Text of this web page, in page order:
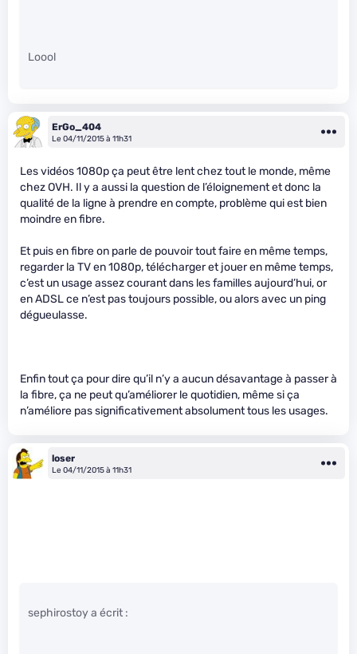
Loool
ErGo_404
Le 04/11/2015 à 11h31
Les vidéos 1080p ça peut être lent chez tout le monde, même
chez OVH. Il y a aussi la question de l’éloignement et donc la
qualité de la ligne à prendre en compte, problème qui est bien
moindre en fibre.
Et puis en fibre on parle de pouvoir tout faire en même temps,
regarder la TV en 1080p, télécharger et jouer en même temps,
c’est un usage assez courant dans les familles aujourd’hui, or
en ADSL ce n’est pas toujours possible, ou alors avec un ping
dégueulasse.
Enfin tout ça pour dire qu’il n’y a aucun désavantage à passer à
la fibre, ça ne peut qu’améliorer le quotidien, même si ça
n’améliore pas significativement absolument tous les usages.
loser
Le 04/11/2015 à 11h31
sephirostoy a écrit :